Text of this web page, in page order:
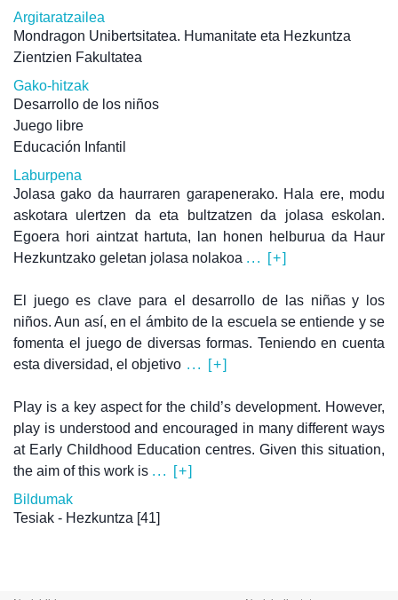
Argitaratzailea
Mondragon Unibertsitatea. Humanitate eta Hezkuntza
Zientzien Fakultatea
Gako-hitzak
Desarrollo de los niños
Juego libre
Educación Infantil
Laburpena
Jolasa gako da haurraren garapenerako. Hala ere, modu
askotara ulertzen da eta bultzatzen da jolasa eskolan.
Egoera hori aintzat hartuta, lan honen helburua da Haur
Hezkuntzako geletan jolasa nolakoa ... [+]
El juego es clave para el desarrollo de las niñas y los
niños. Aun así, en el ámbito de la escuela se entiende y se
fomenta el juego de diversas formas. Teniendo en cuenta
esta diversidad, el objetivo ... [+]
Play is a key aspect for the child’s development. However,
play is understood and encouraged in many different ways
at Early Childhood Education centres. Given this situation,
the aim of this work is ... [+]
Bildumak
Tesiak - Hezkuntza [41]